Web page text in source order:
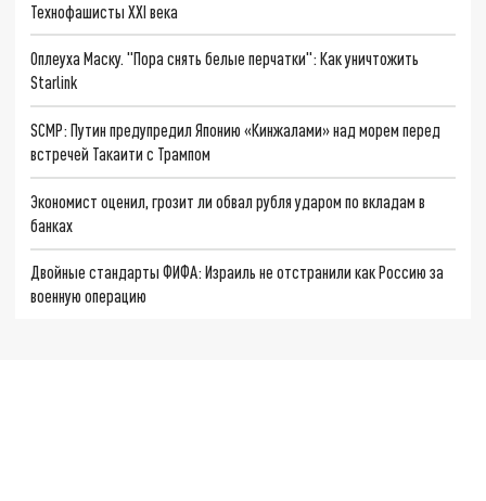
Технофашисты XXI века
Оплеуха Маску. "Пора снять белые перчатки": Как уничтожить
Starlink
SCMP: Путин предупредил Японию «Кинжалами» над морем перед
встречей Такаити с Трампом
Экономист оценил, грозит ли обвал рубля ударом по вкладам в
банках
Двойные стандарты ФИФА: Израиль не отстранили как Россию за
военную операцию